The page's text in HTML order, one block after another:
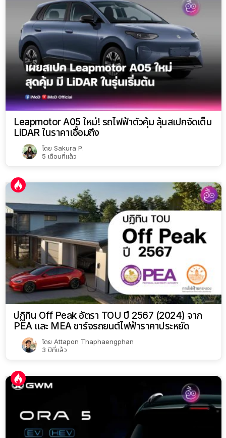
Leapmotor A05 ใหม่! รถไฟฟ้าตัวคุ้ม ลุ้นสเปกจัดเต็ม
LiDAR ในราคาเอื้อมถึง
โดย Sakura P.
5 เดือนที่แล้ว
ปฏิทิน Off Peak อัตรา TOU ปี 2567 (2024) จาก
PEA และ MEA ชาร์จรถยนต์ไฟฟ้าราคาประหยัด
โดย Attapon Thaphaengphan
3 ปีที่แล้ว